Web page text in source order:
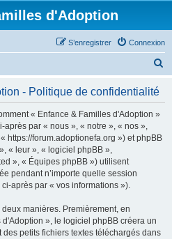
d'Adoption
Connexion
S’enregistrer
- Politique de confidentialité
« Enfance & Familles d'Adoption »
par « nous », « notre », « nos »,
https://forum.adoptionefa.org ») et phpBB
« leur », « logiciel phpBB »,
», « Équipes phpBB ») utilisent
pendant n’importe quelle session
après par « vos informations »).
manières. Premièrement, en
», le logiciel phpBB créera un
petits fichiers textes téléchargés dans